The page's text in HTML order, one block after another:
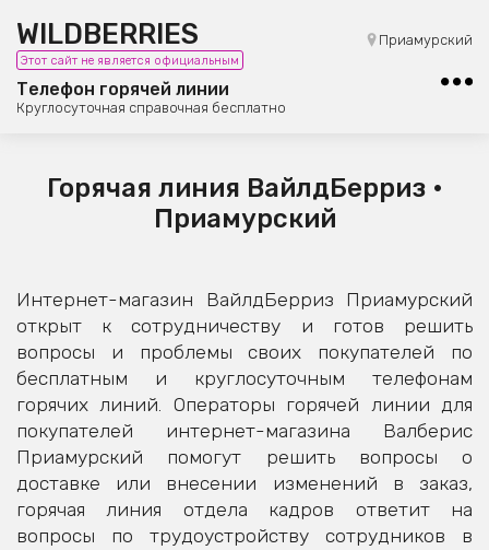
WILDBERRIES
Этот сайт не является официальным
Телефон горячей линии
Круглосуточная справочная бесплатно
Приамурский
8 (800) 101-42-23
Бесплатная юридическая консультация
Горячая линия ВайлдБерриз •
Приамурский
Интернет-магазин ВайлдБерриз Приамурский
открыт к сотрудничеству и готов решить
вопросы и проблемы своих покупателей по
бесплатным и круглосуточным телефонам
горячих линий. Операторы горячей линии для
покупателей интернет-магазина Валберис
Приамурский помогут решить вопросы о
доставке или внесении изменений в заказ,
горячая линия отдела кадров ответит на
вопросы по трудоустройству сотрудников в